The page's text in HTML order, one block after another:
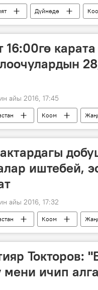
Дүйнөдө
Нобель сыйлыгы
16:00гө
айы 2016, 17:45
Коом
кеңеш шайлоосу
Абылгазиев
иштебей,
айы 2016, 17:32
Коом
кеңештерге шайлоолор
Токторов:
мени ичип